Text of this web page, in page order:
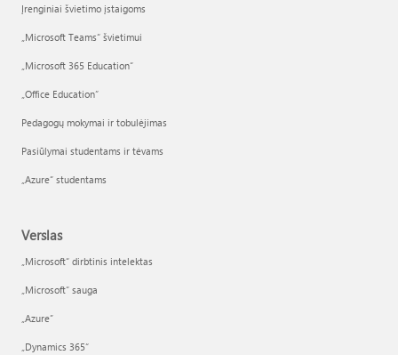
Įrenginiai švietimo įstaigoms
„Microsoft Teams“ švietimui
„Microsoft 365 Education“
„Office Education“
Pedagogų mokymai ir tobulėjimas
Pasiūlymai studentams ir tėvams
„Azure“ studentams
Verslas
„Microsoft“ dirbtinis intelektas
„Microsoft“ sauga
„Azure”
„Dynamics 365“